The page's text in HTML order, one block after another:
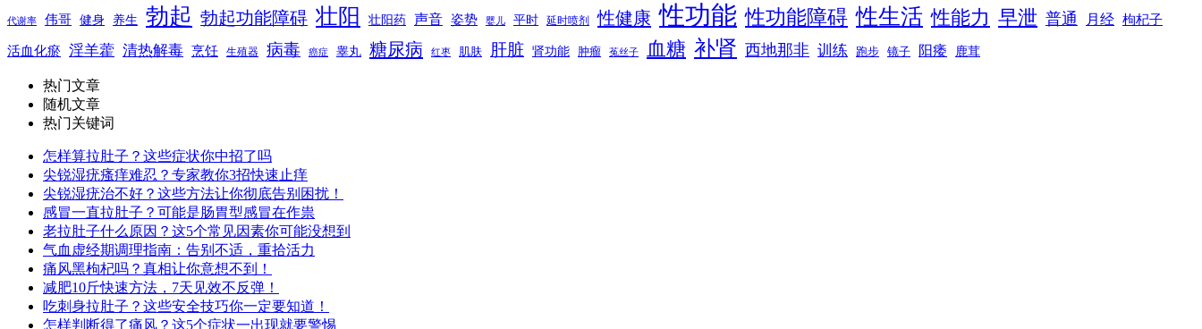
代谢率 伟哥 健身 养生 勃起 勃起功能障碍 壮阳 壮阳药 声音 姿势 婴儿 平时 延时喷剂 性健康 性功能 性功能障碍 性生活 性能力 早泄 普通 月经 枸杞子
活血化瘀 淫羊藿 清热解毒 烹饪 生殖器 病毒 癌症 睾丸 糖尿病 红枣 肌肤 肝脏 肾功能 肿瘤 菟丝子 血糖 补肾 西地那非 训练 跑步 镜子 阳痿 鹿茸
热门文章
随机文章
热门关键词
怎样算拉肚子？这些症状你中招了吗
尖锐湿疣瘙痒难忍？专家教你3招快速止痒
尖锐湿疣治不好？这些方法让你彻底告别困扰！
感冒一直拉肚子？可能是肠胃型感冒在作祟
老拉肚子什么原因？这5个常见因素你可能没想到
气血虚经期调理指南：告别不适，重拾活力
痛风黑枸杞吗？真相让你意想不到！
减肥10斤快速方法，7天见效不反弹！
吃刺身拉肚子？这些安全技巧你一定要知道！
怎样判断得了痛风？这5个症状一出现就要警惕